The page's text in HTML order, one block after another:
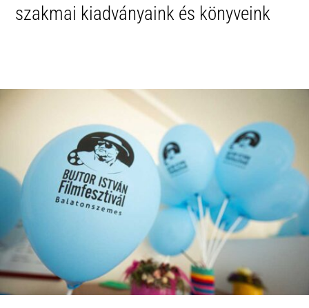
szakmai kiadványaink és könyveink